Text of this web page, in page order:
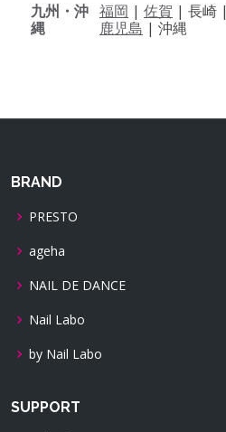
九州・沖
縄
福岡 | 佐賀 | 長崎 |
鹿児島 | 沖縄
BRAND
PRESTO
ageha
NAIL DE DANCE
Nail Labo
by Nail Labo
SUPPORT